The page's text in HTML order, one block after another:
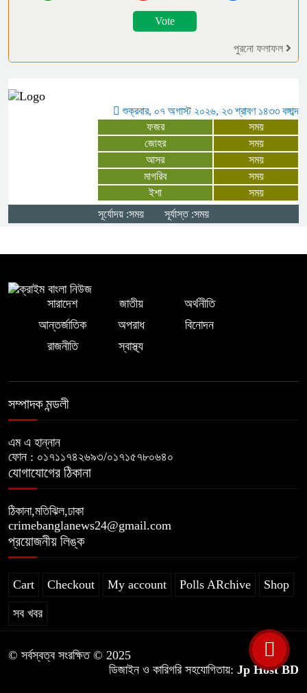
বর্ণাঢ্য আয়োজনে “বাংলার জনপদ” এর
দ্বিতীয় বর্ষে পদার্পণ উদযাপন
সিরাজগঞ্জের বেলকুচিতে বজ্রপাতে কলেজ
ছাত্রের মৃত্যু
গাছে বেঁধে শিক্ষককে নির্যাতনের অভিযোগ,
থানায় এজাহার
পুরনো ফলাফল
শুক্রবার, ০৭ অগাস্ট ২০২৬, ২৩ শ্রাবণ ১৪৩৩ বঙ্গাব্দ
ফজর
সময়
জোহর
সময়
আসর
সময়
মাগরিব
সময়
ইশা
সময়
সূর্যোদয় :সময়
সূর্যাস্ত :সময়
সারাদেশ জাতীয়
অর্থনীতি
আন্তর্জাতিক
অপরাধ
বিনোদন
রাজনীতি
স্বাস্থ্য
সম্পাদক মন্ডলী
এম এ হান্নান
ফোন : ০১৭১১৭৪২৬৯৩/০১৭১৫৭৮০৬৪০
যোগাযোগের ঠিকানা
ঠিকানা,মতিঝিল,ঢাকা
crimebanglanews24@gmail.com
প্রয়োজনীয় লিঙ্ক
Cart Checkout My account Polls ARchive Shop
সব খবর
© সর্বস্বত্ব সংরক্ষিত © 2025
ডিজাইন ও কারিগরি সহযোগিতায়: Jp Host BD